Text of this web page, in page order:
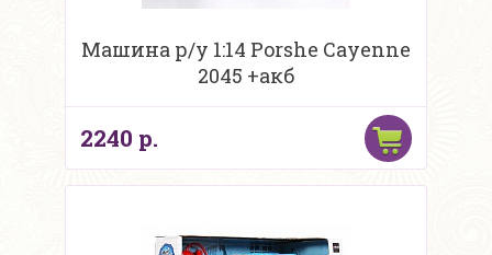
Машина р/у 1:14 Porshe Cayenne
2045 +акб
2240 р.